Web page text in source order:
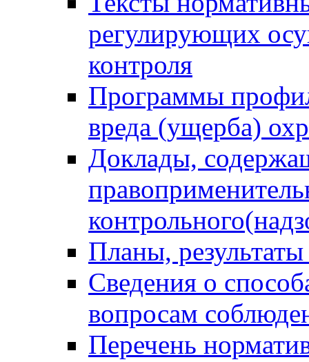
регулирующих
контроля
Программы
вреда (ущерба)
Доклады,
Планы,
Сведения о
вопросам
Перечень